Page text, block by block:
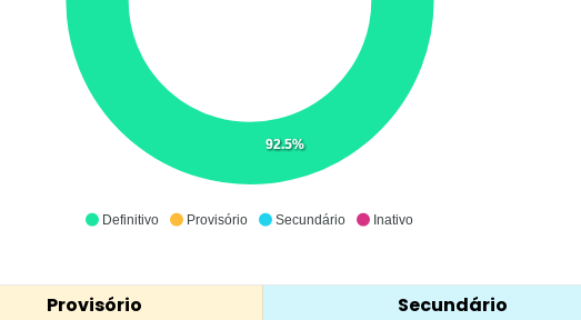
Definitivo Provisório Secundário Inativo
92.5%
Provisório Secundário